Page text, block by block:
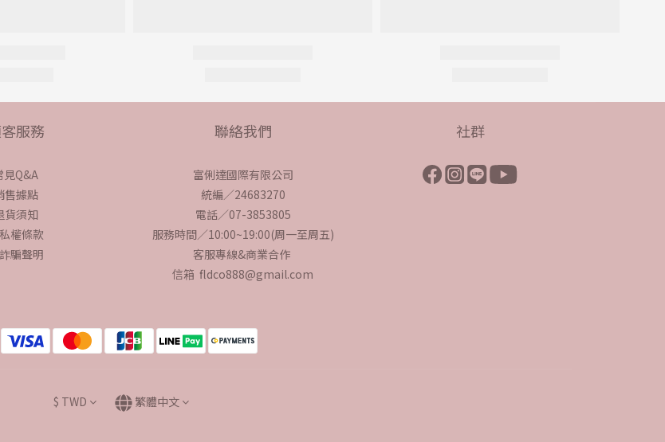
服務
見Q&A
售據點
貨須知
權條款
騙聲明
聯絡我們
富俐達國際有限公司
統編／24683270
電話／07-3853805
服務時間／10:00~19:00(周一至周五)
客服專線&商業合作
信箱 fldco888@gmail.com
社群
$ TWD 繁體中文